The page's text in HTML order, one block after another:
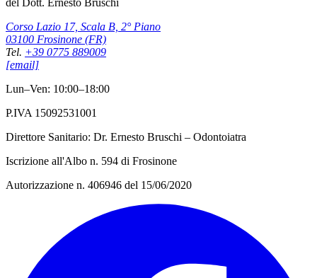
Corso Lazio 17, Scala B, 2° Piano
03100 Frosinone (FR)
Tel. +39 0775 889009
[email]
Lun–Ven: 10:00–18:00
P.IVA 15092531001
Direttore Sanitario: Dr. Ernesto Bruschi – Odontoiatra
Iscrizione all'Albo n. 594 di Frosinone
Autorizzazione n. 406946 del 15/06/2020